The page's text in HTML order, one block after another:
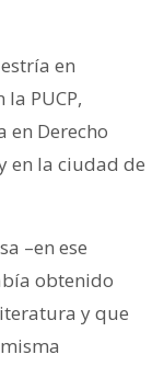
en
PUCP,
en Derecho
en la ciudad de
–en ese
obtenido
y que